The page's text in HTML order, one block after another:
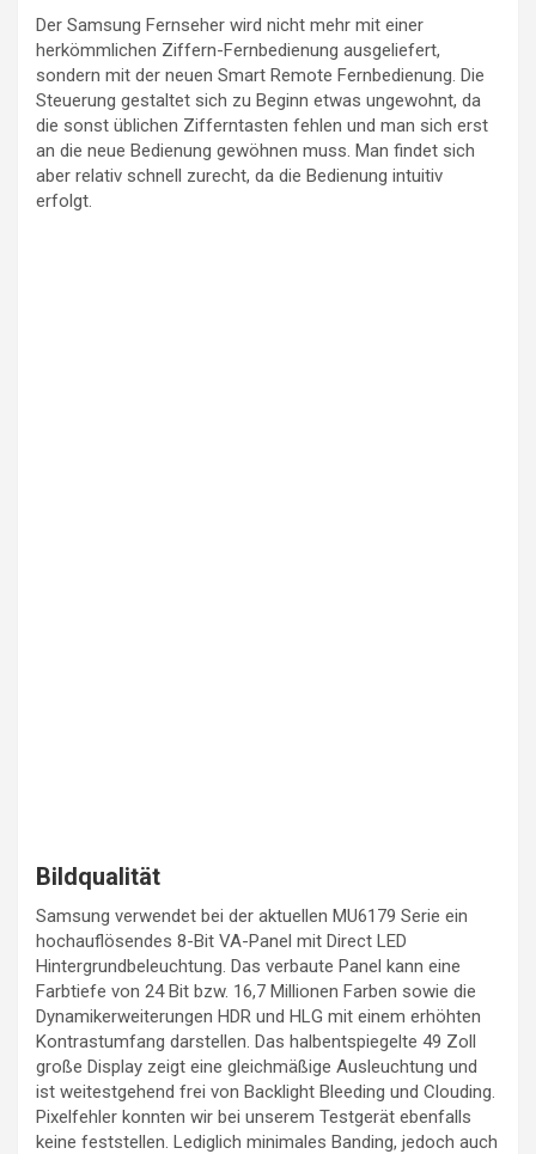
Der Samsung Fernseher wird nicht mehr mit einer
herkömmlichen Ziffern-Fernbedienung ausgeliefert,
sondern mit der neuen Smart Remote Fernbedienung. Die
Steuerung gestaltet sich zu Beginn etwas ungewohnt, da
die sonst üblichen Zifferntasten fehlen und man sich erst
an die neue Bedienung gewöhnen muss. Man findet sich
aber relativ schnell zurecht, da die Bedienung intuitiv
erfolgt.
Bildqualität
Samsung verwendet bei der aktuellen MU6179 Serie ein
hochauflösendes 8-Bit VA-Panel mit Direct LED
Hintergrundbeleuchtung. Das verbaute Panel kann eine
Farbtiefe von 24 Bit bzw. 16,7 Millionen Farben sowie die
Dynamikerweiterungen HDR und HLG mit einem erhöhten
Kontrastumfang darstellen. Das halbentspiegelte 49 Zoll
große Display zeigt eine gleichmäßige Ausleuchtung und
ist weitestgehend frei von Backlight Bleeding und Clouding.
Pixelfehler konnten wir bei unserem Testgerät ebenfalls
keine feststellen. Lediglich minimales Banding, jedoch auch